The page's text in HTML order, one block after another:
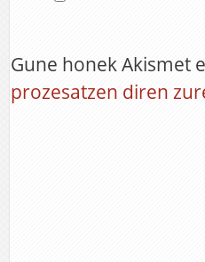
Gune honek
prozesatzen diren